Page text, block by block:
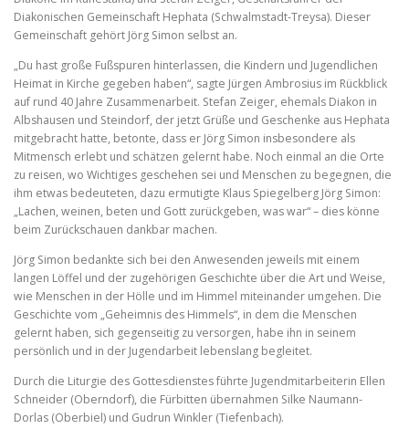
Diakonischen Gemeinschaft Hephata (Schwalmstadt-Treysa). Dieser
Gemeinschaft gehört Jörg Simon selbst an.
„Du hast große Fußspuren hinterlassen, die Kindern und Jugendlichen
Heimat in Kirche gegeben haben“, sagte Jürgen Ambrosius im Rückblick
auf rund 40 Jahre Zusammenarbeit. Stefan Zeiger, ehemals Diakon in
Albshausen und Steindorf, der jetzt Grüße und Geschenke aus Hephata
mitgebracht hatte, betonte, dass er Jörg Simon insbesondere als
Mitmensch erlebt und schätzen gelernt habe. Noch einmal an die Orte
zu reisen, wo Wichtiges geschehen sei und Menschen zu begegnen, die
ihm etwas bedeuteten, dazu ermutigte Klaus Spiegelberg Jörg Simon:
„Lachen, weinen, beten und Gott zurückgeben, was war“ – dies könne
beim Zurückschauen dankbar machen.
Jörg Simon bedankte sich bei den Anwesenden jeweils mit einem
langen Löffel und der zugehörigen Geschichte über die Art und Weise,
wie Menschen in der Hölle und im Himmel miteinander umgehen. Die
Geschichte vom „Geheimnis des Himmels“, in dem die Menschen
gelernt haben, sich gegenseitig zu versorgen, habe ihn in seinem
persönlich und in der Jugendarbeit lebenslang begleitet.
Durch die Liturgie des Gottesdienstes führte Jugendmitarbeiterin Ellen
Schneider (Oberndorf), die Fürbitten übernahmen Silke Naumann-
Dorlas (Oberbiel) und Gudrun Winkler (Tiefenbach).